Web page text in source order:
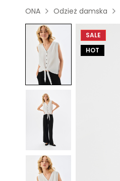
ONA Odzież damska
SALE
HOT